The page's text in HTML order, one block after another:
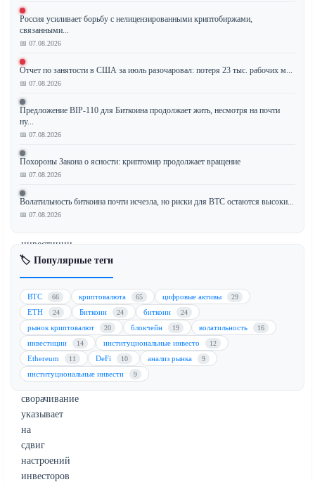
Рынки
драгоценных
металлов
криптовалют
пережили
резкое
падение,
поскольку
по
обесцениванию»
инвестиции
в
золото,
серебро
и
биткоин
(BTC)
—
развернулась.
Это
сворачивание
указывает
на
сдвиг
настроений
инвесторов
Россия усиливает борьбу с нелицензированными криптобиржами,
связанными...
📅 07.08.2026
Отчет по занятости в США за июль разочаровал: потеря 23 тыс. рабочих м...
📅 07.08.2026
Предложение BIP-110 для Биткоина продолжает жить, несмотря на почти
ну...
📅 07.08.2026
Похороны Закона о ясности: криптомир продолжает вращение
📅 07.08.2026
Волатильность биткоина почти исчезла, но риски для BTC остаются высоки...
📅 07.08.2026
🏷️ Популярные теги
BTC 66 криптовалюта 65 цифровые активы 29
ETH 24 Биткоин 24 биткоин 24
рынок криптовалют 20 блокчейн 19 волатильность 16
инвестиции 14 институциональные инвесто 12
Ethereum 11 DeFi 10 анализ рынка 9
институциональные инвести 9